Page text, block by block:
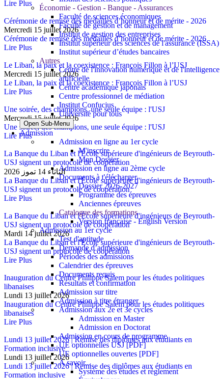
Économie - Gestion - Banque - Assurances
Faculté de sciences économiques
Faculté de gestion et de management
Institut de gestion des entreprises
Institut supérieur des sciences de l'assurance (ISSA)
Institut supérieur d’études bancaires
Autres
Centre de l'innovation numérique et de l'intelligence
artificielle
Centre académique japonais
Centre professionnel de médiation
Institut Confucius
Université pour tous
Open Sub-Menu
Admission
Admission en ligne au 1er cycle
M'inscrire
Mon Dossier
Admission en ligne au 2ème cycle
Documents à t'élécharger
Dossier 2026-2027
Programme des épreuves
Anciennes épreuves
Catalogue des formations
Version française - English Version
Admission au 1er cycle
Test d'aptitude
Demande d’admission
Périodes des admissions
Calendrier des épreuves
Documents requis
Résultats et confirmation
Admission sur titre
Admission à titre étranger
Admission aux 2e et 3e cycles
Admission en Master
Admission en Doctorat
Admission en cours de programme
UE optionnelles USJ [PDF]
UE optionnelles ouvertes [PDF]
À savoir...
Système des études et règlement
Lire Plus
Cérémonie de remise des médailles d’honneur et de mérite - 2026
Mercredi 15 juillet 2026
Cérémonie de remise des médailles d’honneur et de mérite - 2026
Lire Plus
Le Liban, la paix et la coexistence : François Fillon à l’USJ
Mercredi 15 juillet 2026
Le Liban, la paix et la coexistence : François Fillon à l’USJ
Lire Plus
Une soirée, des champions, une seule équipe : l'USJ
Mercredi 15 juillet 2026
Une soirée, des champions, une seule équipe : l'USJ
Lire Plus
La Banque du Liban et l'École supérieure d'ingénieurs de Beyrouth-
USJ signent un protocole de coopération
الثاثاء 14 تموز 2026
La Banque du Liban et l'École supérieure d'ingénieurs de Beyrouth-
USJ signent un protocole de coopération
Lire Plus
La Banque du Liban et l'École supérieure d'ingénieurs de Beyrouth-
USJ signent un protocole de coopération
Mardi 14 juillet 2026
La Banque du Liban et l'École supérieure d'ingénieurs de Beyrouth-
USJ signent un protocole de coopération
Lire Plus
Inauguration du Centre Philippe Salem pour les études politiques
libanaises
Lundi 13 juillet 2026
Inauguration du Centre Philippe Salem pour les études politiques
libanaises
Lire Plus
Lundi 13 juillet 2026 | Remise des diplômes aux étudiants en
Formation inclusive
Lundi 13 juillet 2026
Lundi 13 juillet 2026 | Remise des diplômes aux étudiants en
Formation inclusive